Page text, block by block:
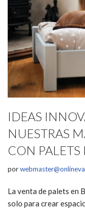
IDEAS
NUESTRAS
CON
por
La venta de palets en
solo para crear